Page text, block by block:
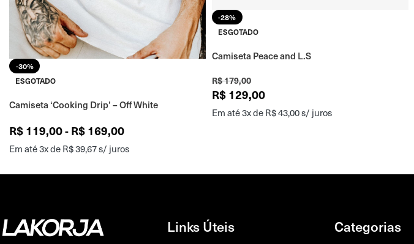
-30%
ESGOTADO
Camiseta ‘Cooking Drip’ – Off White
R$119,00-R$169,00
Em até 3x de R$39,67s/ juros
-28%
ESGOTADO
Camiseta Peace and L.S
R$179,00
R$129,00
Em até 3x de R$43,00s/ juros
Links Úteis Categorias